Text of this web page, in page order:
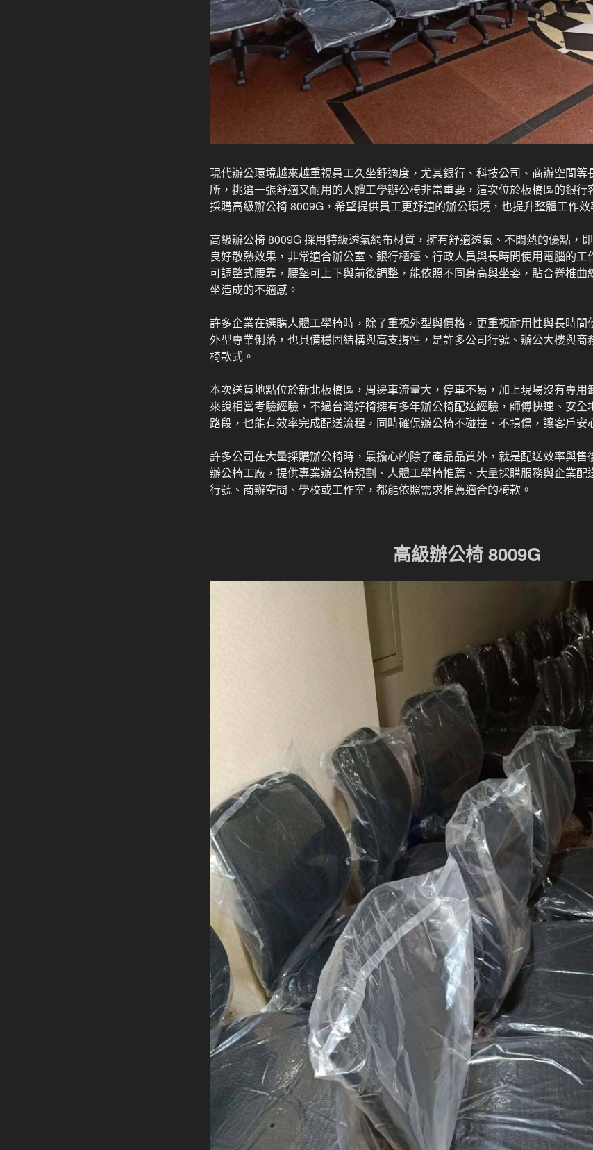
現代辦公環境越來越重視員工久坐舒適度，尤其銀行、科技公司、商辦空間等
所，挑選一張舒適又耐用的人體工學辦公椅非常重要，這次位於板橋區的銀行
採購高級辦公椅 8009G，希望提供員工更舒適的辦公環境，也提升整體工作效
高級辦公椅 8009G 採用特級透氣網布材質，擁有舒適透氣、不悶熱的優點，
良好散熱效果，非常適合辦公室、銀行櫃檯、行政人員與長時間使用電腦的
可調整式腰靠，腰墊可上下與前後調整，能依照不同身高與坐姿，貼合脊椎曲
坐造成的不適感。
許多企業在選購人體工學椅時，除了重視外型與價格，更重視耐用性與長時
外型專業俐落，也具備穩固結構與高支撐性，是許多公司行號、辦公大樓與
椅款式。
本次送貨地點位於新北板橋區，周邊車流量大，停車不易，加上現場沒有專用
來說相當考驗經驗，不過台灣好椅擁有多年辦公椅配送經驗，師傅快速、安
路段，也能有效率完成配送流程，同時確保辦公椅不碰撞、不損傷，讓客戶安
許多公司在大量採購辦公椅時，最擔心的除了產品品質外，就是配送效率與售
辦公椅工廠，提供專業辦公椅規劃、人體工學椅推薦、大量採購服務與企業配
行號、商辦空間、學校或工作室，都能依照需求推薦適合的椅款。
高級辦公椅 8009G